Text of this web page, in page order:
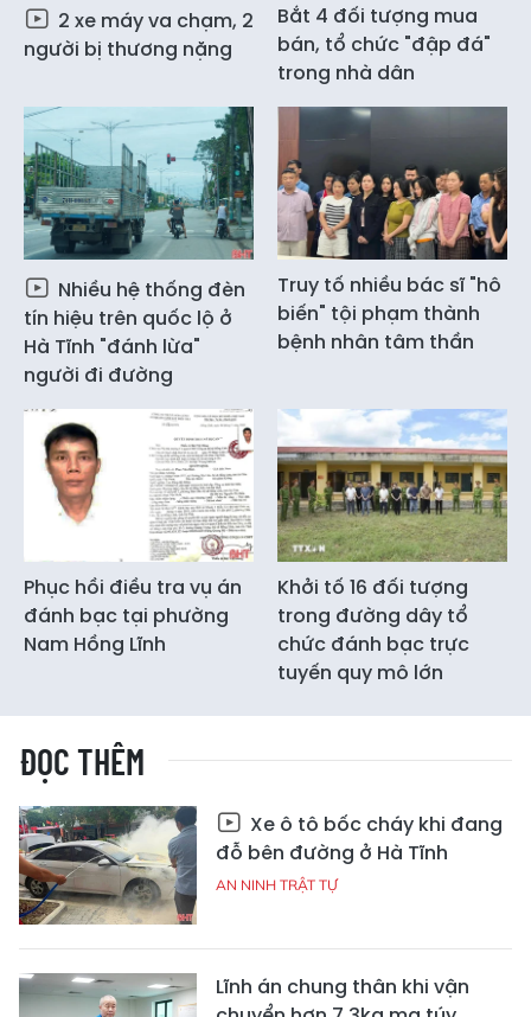
2 xe máy va chạm, 2
người bị thương nặng
Bắt 4 đối tượng mua
bán, tổ chức "đập đá"
trong nhà dân
Nhiều hệ thống đèn
tín hiệu trên quốc lộ ở
Hà Tĩnh "đánh lừa"
người đi đường
Truy tố nhiều bác sĩ "hô
biến" tội phạm thành
bệnh nhân tâm thần
Phục hồi điều tra vụ án
đánh bạc tại phường
Nam Hồng Lĩnh
Khởi tố 16 đối tượng
trong đường dây tổ
chức đánh bạc trực
tuyến quy mô lớn
ĐỌC THÊM
Xe ô tô bốc cháy khi đang
đỗ bên đường ở Hà Tĩnh
AN NINH TRẬT TỰ
Lĩnh án chung thân khi vận